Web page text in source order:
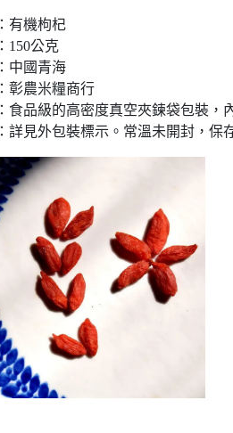
機枸杞
公克
中國青海
彰農米糧商行
食品級的高密度真空夾鍊袋包裝，
詳見外包裝標示。常溫未開封，保